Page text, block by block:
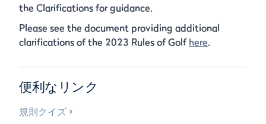
the Clarifications for guidance.
Please see the document providing additional
clarifications of the 2023 Rules of Golf here.
便利なリンク
規則クイズ